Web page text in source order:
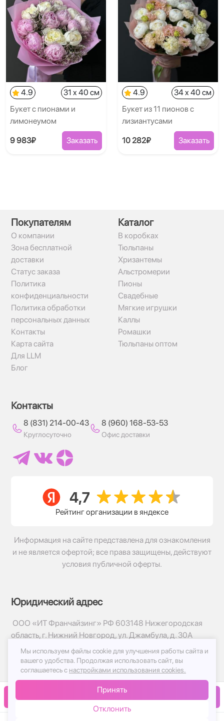
В корзину
4.9
31 x 40 см
Букет с пионами и
лимонеумом
9 983₽ Заказать
4.9
34 x 40 см
Букет из 11 пионов с
лизиантусами
10 282₽ Заказать
Покупателям
О компании
Зона бесплатной
доставки
Статус заказа
Политика
конфиденциальности
Политика обработки
персональных данных
Контакты
Карта сайта
Для LLM
Блог
Каталог
В коробках
Тюльпаны
Хризантемы
Альстромерии
Пионы
Свадебные
Мягкие игрушки
Каллы
Ромашки
Тюльпаны оптом
Контакты
8 (831) 214-00-43
Круглосуточно
8 (960) 168-53-53
Офис доставки
Рейтинг организации в яндексе
Информация на сайте представлена для ознакомления
и не является офертой; все права защищены, действуют
условия публичной оферты.
Юридический адрес
ООО «ИТ Франчайзинг» РФ 603148 Нижегородская
область, г. Нижний Новгород, ул. Джамбула, д. 30А
© 2017-2026г, База Цветов 24.ру
Политика конфиденциальности
Публичная оферта
Мы используем файлы cookie для улучшения работы сайта и
вашего удобства. Продолжая использовать сайт, вы
соглашаетесь с настройками использования cookies.
Принять
Отклонить